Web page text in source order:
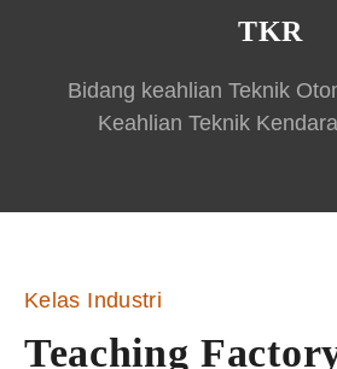
TKR
Bidang keahlian Teknik
Keahlian Teknik
Kelas Industri
Teaching